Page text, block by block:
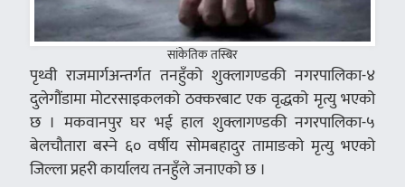
सांकेतिक तस्बिर
पृथ्वी राजमार्गअन्तर्गत तनहुँको शुक्लागण्डकी नगरपालिका-४
दुलेगौंडामा मोटरसाइकलको ठक्करबाट एक वृद्धको मृत्यु भएको
छ । मकवानपुर घर भई हाल शुक्लागण्डकी नगरपालिका-५
बेलचौतारा बस्ने ६० वर्षीय सोमबहादुर तामाङको मृत्यु भएको
जिल्ला प्रहरी कार्यालय तनहुँले जनाएको छ ।